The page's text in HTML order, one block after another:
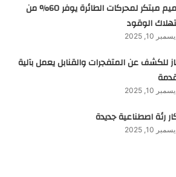
تصميم مبتكر لمحركات الطائرة يوفر 60% من
الوقود
10, 2025
للكشف عن المتفجرات والقنابل يعمل بآلية
10, 2025
رئة اصطناعية جديدة
10, 2025